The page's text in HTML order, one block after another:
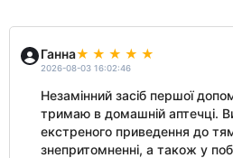
Ганна
2026-08-03 16:02:46
Незамінний засіб першої
тримаю в домашній аптечці.
екстреного приведення до
знепритомненні, а також у